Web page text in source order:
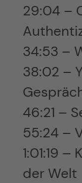
29:04 –
34:53 –
38:02 –
46:21 –
55:24 –
1:01:19 –
der Welt